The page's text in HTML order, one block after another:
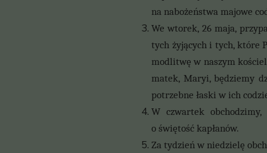
na nabożeństwa majowe
We wtorek, 26 maja,
tych żyjących i tych, które
modlitwę w naszym
matek, Maryi, będziemy
potrzebne łaski w ich
W czwartek obchodzimy,
o świętość kapłanów.
Za tydzień w niedzielę